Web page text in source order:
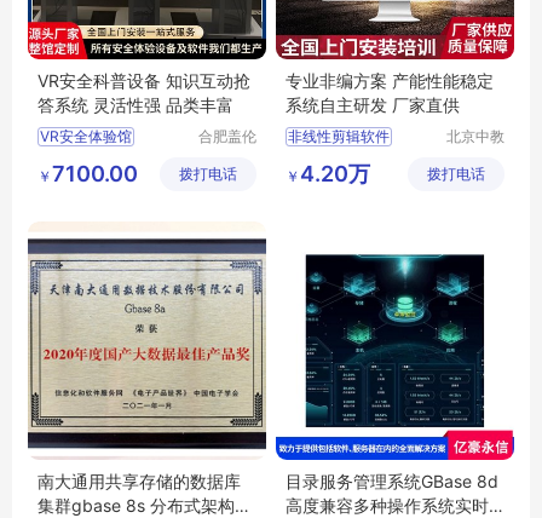
VR安全科普设备 知识互动抢
答系统 灵活性强 品类丰富
VR安全体验馆
抢答互动系统
合肥盖伦
有限公司
￥ 7100.00 拨打电话
专业非编方案 产能性能稳定
系统自主研发 厂家直供
非线性剪辑软件
非线性编辑
北京中教
有限公司
￥ 4.20万 拨打电话
南大通用共享存储的数据库
集群gbase 8s 分布式架构支
目录服务管理系统GBase 8d
高度兼容多种操作系统实时